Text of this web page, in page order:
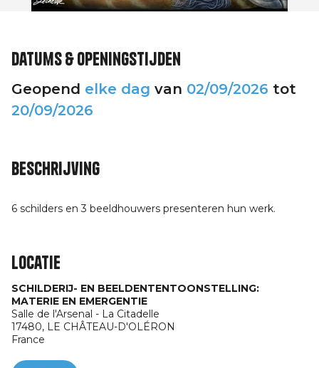
Datums & openingstijden
Geopend elke dag van 02/09/2026 tot
20/09/2026
Beschrijving
6 schilders en 3 beeldhouwers presenteren hun werk.
Locatie
SCHILDERIJ- EN BEELDENTENTOONSTELLING:
MATERIE EN EMERGENTIE
Salle de l'Arsenal - La Citadelle
17480, LE CHÂTEAU-D'OLÉRON
France